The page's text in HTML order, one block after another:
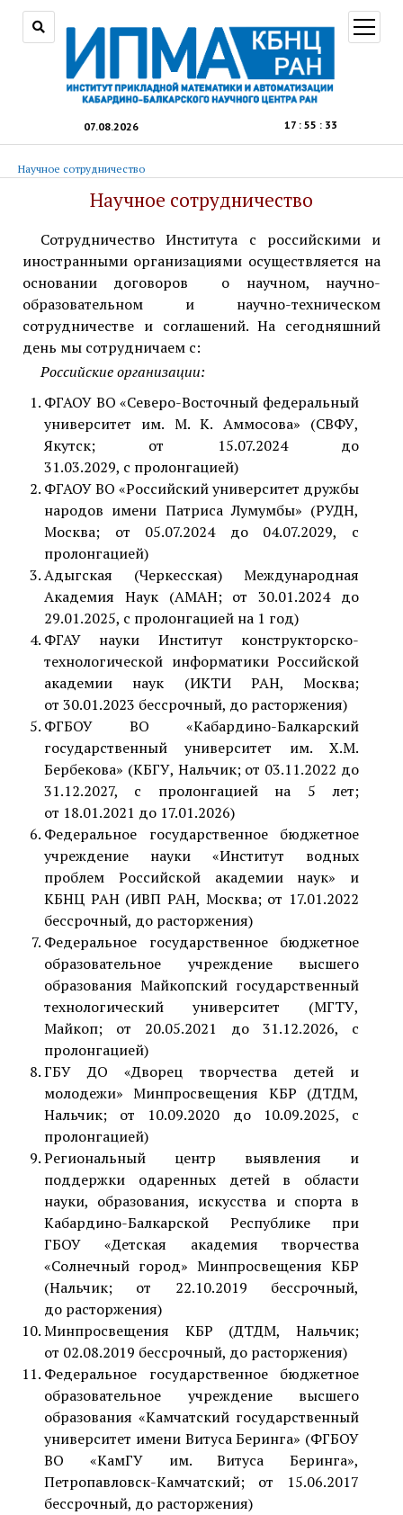
07.08.2026 17 : 55 : 34
меню
Научное сотрудничество
Научное сотрудничество
Сотрудничество Института с российскими и
иностранными организациями осуществляется на
основании договоров о научном, научно-
образовательном и научно-техническом
сотрудничестве и соглашений. На сегодняшний
день мы сотрудничаем с:
Российские организации:
ФГАОУ ВО «Северо-Восточный федеральный
университет им. М. К. Аммосова» (СВФУ,
Якутск; от 15.07.2024 до
31.03.2029, с пролонгацией)
ФГАОУ ВО «Российский университет дружбы
народов имени Патриса Лумумбы» (РУДН,
Москва; от 05.07.2024 до 04.07.2029, с
пролонгацией)
Адыгская (Черкесская) Международная
Академия Наук (АМАН; от 30.01.2024 до
29.01.2025, с пролонгацией на 1 год)
ФГАУ науки Институт конструкторско-
технологической информатики Российской
академии наук (ИКТИ РАН, Москва;
от 30.01.2023 бессрочный, до расторжения)
ФГБОУ ВО «Кабардино-Балкарский
государственный университет им. X.М.
Бербекова» (КБГУ, Нальчик; от 03.11.2022 до
31.12.2027, с пролонгацией на 5 лет;
от 18.01.2021 до 17.01.2026)
Федеральное государственное бюджетное
учреждение науки «Институт водных
проблем Российской академии наук» и
КБНЦ РАН (ИВП РАН, Москва; от 17.01.2022
бессрочный, до расторжения)
Федеральное государственное бюджетное
образовательное учреждение высшего
образования Майкопский государственный
технологический университет (МГТУ,
Майкоп; от 20.05.2021 до 31.12.2026, с
пролонгацией)
ГБУ ДО «Дворец творчества детей и
молодежи» Минпросвещения КБР (ДТДМ,
Нальчик; от 10.09.2020 до 10.09.2025, с
пролонгацией)
Региональный центр выявления и
поддержки одаренных детей в области
науки, образования, искусства и спорта в
Кабардино-Балкарской Республике при
ГБОУ «Детская академия творчества
«Солнечный город» Минпросвещения КБР
(Нальчик; от 22.10.2019 бессрочный,
до расторжения)
Минпросвещения КБР (ДТДМ, Нальчик;
от 02.08.2019 бессрочный, до расторжения)
Федеральное государственное бюджетное
образовательное учреждение высшего
образования «Камчатский государственный
университет имени Витуса Беринга» (ФГБОУ
ВО «КамГУ им. Витуса Беринга»,
Петропавловск-Камчатский; от 15.06.2017
бессрочный, до расторжения)